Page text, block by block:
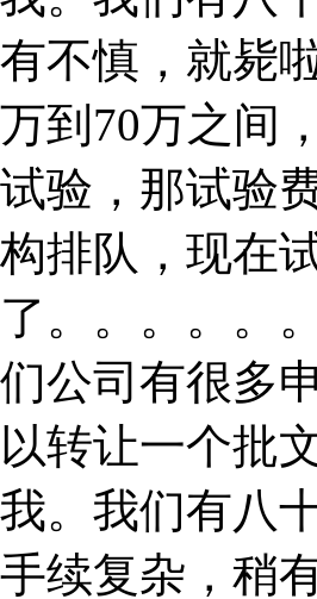
有不慎，就毙
万到70万之间
试验，那试验
构排队，现在
了。。。。。
们公司有很多
以转让一个批
我。我们有八
手续复杂，稍